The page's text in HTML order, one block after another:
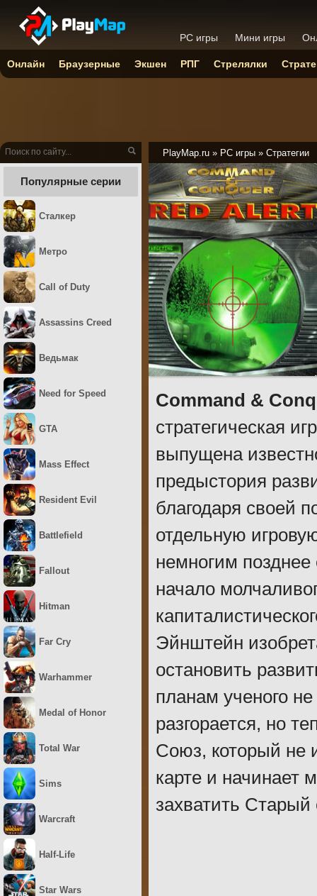
PlayMap.ru » PC игры » Стратегии
Command &
стратегическая
выпущена
предыстория
благодаря своей
отдельную
немногим
начало
Эйнштейн
остановить
планам ученого
разгорается, но
Союз, который не
карте и начинает
захватить Старый
Популярные серии
Сталкер
Метро
Call of Duty
Assassins Creed
Ведьмак
Need for Speed
GTA
Mass Effect
Resident Evil
Battlefield
Fallout
Hitman
Far Cry
Warhammer
Medal of Honor
Total War
Sims
Warcraft
Half-Life
Star Wars
PC игры Мини игры
Онлайн Браузерные Экшен РПГ Стрелялки